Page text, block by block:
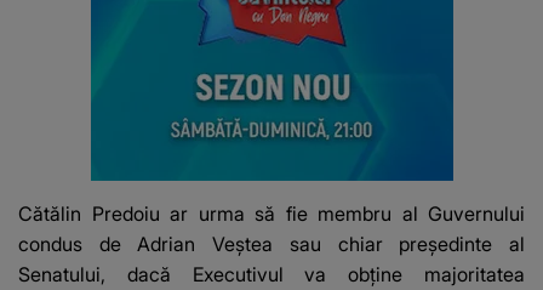
Cătălin Predoiu ar urma să fie membru al Guvernului
condus de Adrian Veștea sau chiar președinte al
Senatului, dacă Executivul va obține majoritatea